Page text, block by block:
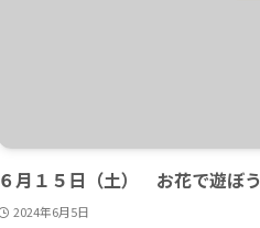
６月１５日（土） お花で遊ぼう
2024年6月5日